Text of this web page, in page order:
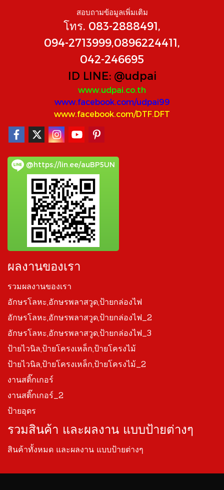
สอบถามข้อมูลเพิ่มเติม
โทร. 083-2888491,
094-2713999,0896224411,
042-246695
ID LINE: @udpai
www.udpai.co.th
www.facebook.com/udpai99
www.facebook.com/DTF.DFT
@https://lin.ee/auBP5UN
ผลงานของเรา
รวมผลงานของเรา
อักษรโลหะ,อักษรพลาสวูด,ป้ายกล่องไฟ
อักษรโลหะ,อักษรพลาสวูด,ป้ายกล่องไฟ_2
อักษรโลหะ,อักษรพลาสวูด,ป้ายกล่องไฟ_3
ป้ายไวนิล,ป้ายโครงเหล็ก,ป้ายโครงไม้
ป้ายไวนิล,ป้ายโครงเหล็ก,ป้ายโครงไม้_2
งานสติ๊กเกอร์
งานสติ๊กเกอร์_2
ป้ายอุดร
รวมสินค้า และผลงาน แบบป้ายต่างๆ
สินค้าทั้งหมด และผลงาน แบบป้ายต่างๆ